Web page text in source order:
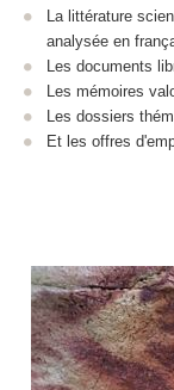
La littérature
analysée en
Les documents
Les mémoires
Les dossiers
Et les offres